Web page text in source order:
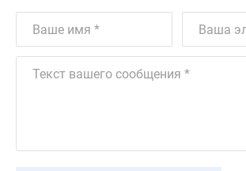
класса
коттеджи